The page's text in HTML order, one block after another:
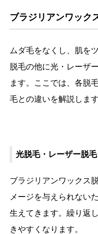
ブラジリアンワック
ムダ毛をなくし、肌を
脱毛の他に光・レーザ
ます。ここでは、各脱
毛との違いを解説します
光脱毛・レーザー脱
ブラジリアンワックス
メージを与えられない
生えてきます。繰り返
きやすくなります。